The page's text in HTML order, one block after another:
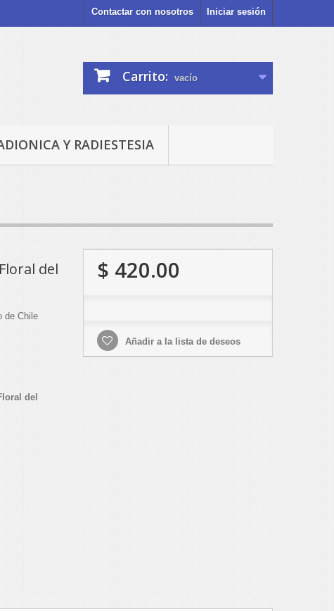
Iniciar sesión
Contactar con nosotros
Carrito: vacío
Y RADIESTESIA
del
de Chile
del
$ 420.00
Añadir a la lista de deseos